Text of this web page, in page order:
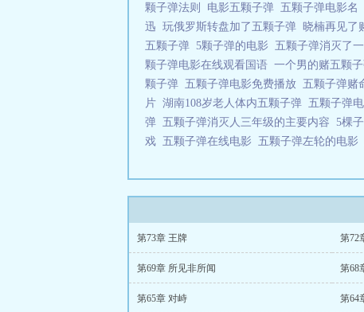
颗子弹法则 电影五颗子弹 五颗子弹电影名
迅 玩俄罗斯转盘加了五颗子弹 晓楠再见了
五颗子弹 5颗子弹的电影 五颗子弹消灭了
颗子弹电影在线观看国语 一个男的赌五颗
颗子弹 五颗子弹电影免费播放 五颗子弹赌
片 湖南108岁老人体内五颗子弹 五颗子弹
弹 五颗子弹消灭人三年级的主要内容 5棵
戏 五颗子弹在线电影 五颗子弹左轮的电影
第73章 王牌 第72
第69章 所见非所闻 第68
第65章 对峙 第64